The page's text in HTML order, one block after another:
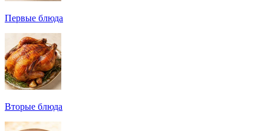
Первые блюда
Вторые блюда